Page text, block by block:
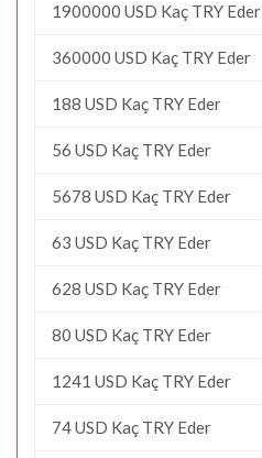
1900000 USD Kaç TRY Eder
360000 USD Kaç TRY Eder
188 USD Kaç TRY Eder
56 USD Kaç TRY Eder
5678 USD Kaç TRY Eder
63 USD Kaç TRY Eder
628 USD Kaç TRY Eder
80 USD Kaç TRY Eder
1241 USD Kaç TRY Eder
74 USD Kaç TRY Eder